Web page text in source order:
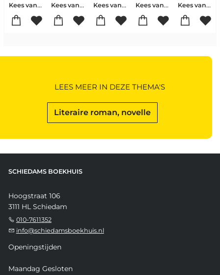
Kees van Beijnum
Kees van Beijnum
Kees van Beijnum
Kees van Beijnum
Kees van Beijnum
Literaire roman, novelle
LEES MEER IN DEZE THEMA'S
SCHIEDAMS BOEKHUIS
Hoogstraat 106
3111 HL Schiedam
010-7611352
info@schiedamsboekhuis.nl
Openingstijden
Maandag Gesloten